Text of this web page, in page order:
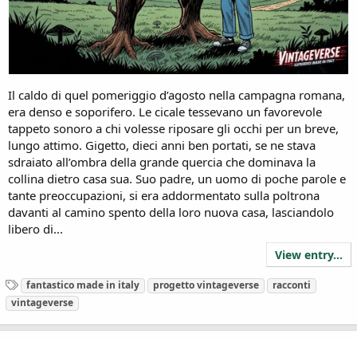
Il caldo di quel pomeriggio d’agosto nella campagna romana,
era denso e soporifero. Le cicale tessevano un favorevole
tappeto sonoro a chi volesse riposare gli occhi per un breve,
lungo attimo. Gigetto, dieci anni ben portati, se ne stava
sdraiato all’ombra della grande quercia che dominava la
collina dietro casa sua. Suo padre, un uomo di poche parole e
tante preoccupazioni, si era addormentato sulla poltrona
davanti al camino spento della loro nuova casa, lasciandolo
libero di...
View entry...
T
a
g
s
fantastico made in italy progetto vintageverse
racconti
vintageverse